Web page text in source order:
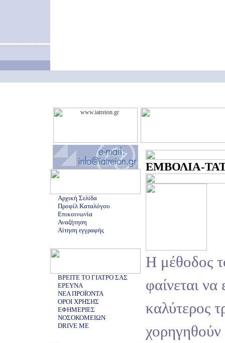
Αρχική Σελίδα
Προφίλ Καταλόγου
Επικοινωνία
Αναζήτηση
Αίτηση εγγραφής
ΒΡΕΙΤΕ ΤΟ ΓΙΑΤΡΟ ΣΑΣ
ΕΡΕΥΝΑ
ΝΕΑ ΠΡΟΪΟΝΤΑ
ΟΡΟΙ ΧΡΗΣΗΣ
ΕΦΗΜΕΡΙΕΣ
ΝΟΣΟΚΟΜΕΙΩΝ
DRIVE ME
ΕΜΒΟΛΙΑ-
H μέθοδος
φαίνεται να
καλύτερος
χορηγηθούν